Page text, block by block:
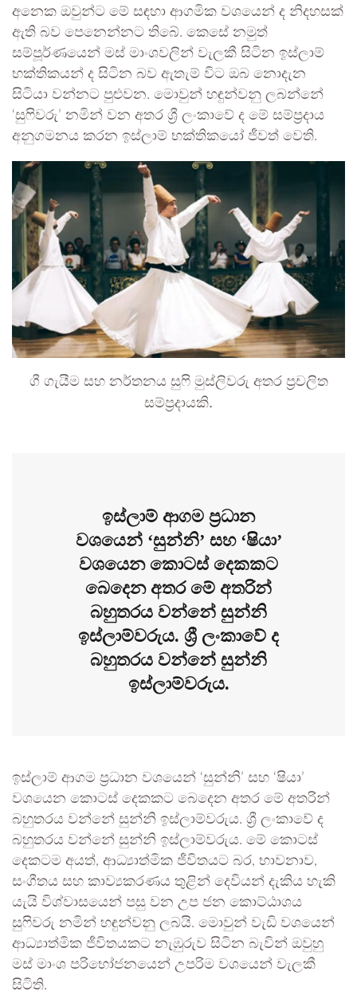
අනෙක ඔවුන්ට මේ සඳහා ආගමික වශයෙන් ද නිදහසක්
ඇති බව පෙනෙන්නට තිබේ. කෙසේ නමුත්
සම්පූර්ණයෙන් මස් මාංශවලින් වැලකී සිටින ඉස්ලාම්
භක්තිකයන් ද සිටින බව ඇතැම් විට ඔබ නොදැන
සිටියා වන්නට පුළුවන. මොවුන් හඳුන්වනු ලබන්නේ
‘සුෆිවරු’ නමින් වන අතර ශ්‍රී ලංකාවේ ද මේ සම්ප්‍රදාය
අනුගමනය කරන ඉස්ලාම් භක්තිකයෝ ජීවත් වෙති.
ගී ගැයීම සහ නර්තනය සුෆි මුස්ලිවරු අතර ප්‍රචලිත
සම්ප්‍රදායකි.
ඉස්ලාම් ආගම ප්‍රධාන
වශයෙන් ‘සුන්නි’ සහ ‘ෂියා’
වශයෙන කොටස් දෙකකට
බෙදෙන අතර මේ අතරින්
බහුතරය වන්නේ සුන්නි
ඉස්ලාම්වරුය. ශ්‍රී ලංකාවේ ද
බහුතරය වන්නේ සුන්නි
ඉස්ලාම්වරුය.
ඉස්ලාම් ආගම ප්‍රධාන වශයෙන් ‘සුන්නි’ සහ ‘ෂියා’
වශයෙන කොටස් දෙකකට බෙදෙන අතර මේ අතරින්
බහුතරය වන්නේ සුන්නි ඉස්ලාම්වරුය. ශ්‍රී ලංකාවේ ද
බහුතරය වන්නේ සුන්නි ඉස්ලාම්වරුය. මේ කොටස්
දෙකටම අයත්, ආධ්‍යාත්මික ජීවිතයට බර, භාවනාව,
සංගීතය සහ කාව්‍යකරණය තුළින් දෙවියන් දැකිය හැකි
යැයි විශ්වාසයෙන් පසු වන උප ජන කොට්ඨාශය
සුෆිවරු නමින් හඳුන්වනු ලබයි. මොවුන් වැඩි වශයෙන්
ආධ්‍යාත්මික ජීවිතයකට නැඹුරුව සිටින බැවින් ඔවුහු
මස් මාංශ පරිභෝජනයෙන් උපරිම වශයෙන් වැලකී
සිටිති.